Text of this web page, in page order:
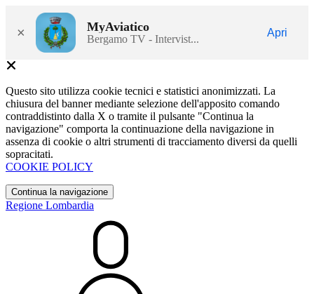
× MyAviatico
Bergamo TV - Intervist...
Apri
Questo sito utilizza cookie tecnici e statistici anonimizzati. La
chiusura del banner mediante selezione dell'apposito comando
contraddistinto dalla X o tramite il pulsante "Continua la
navigazione" comporta la continuazione della navigazione in
assenza di cookie o altri strumenti di tracciamento diversi da quelli
sopracitati.
COOKIE POLICY
Continua la navigazione
Regione Lombardia